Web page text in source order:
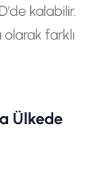
kalabilir.
farklı
Ülkede